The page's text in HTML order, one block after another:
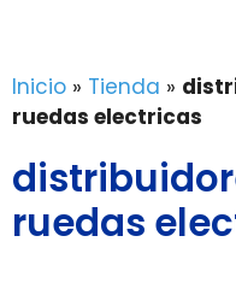
contenido
Inicio » Tienda »
ruedas electricas
ruedas